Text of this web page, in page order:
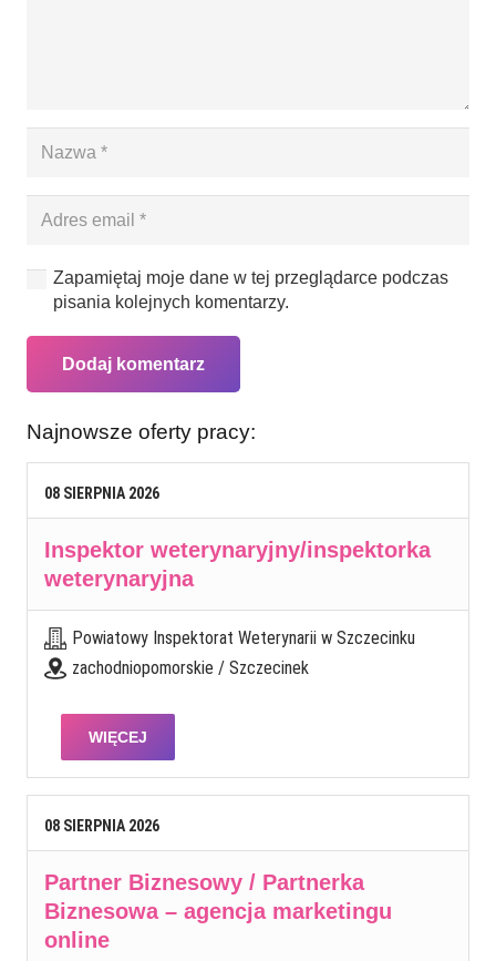
Zapamiętaj moje dane w tej przeglądarce podczas
pisania kolejnych komentarzy.
Dodaj komentarz
Najnowsze oferty pracy:
08 SIERPNIA 2026
Inspektor weterynaryjny/inspektorka
weterynaryjna
Powiatowy Inspektorat Weterynarii w Szczecinku
zachodniopomorskie / Szczecinek
WIĘCEJ
08 SIERPNIA 2026
Partner Biznesowy / Partnerka
Biznesowa – agencja marketingu
online